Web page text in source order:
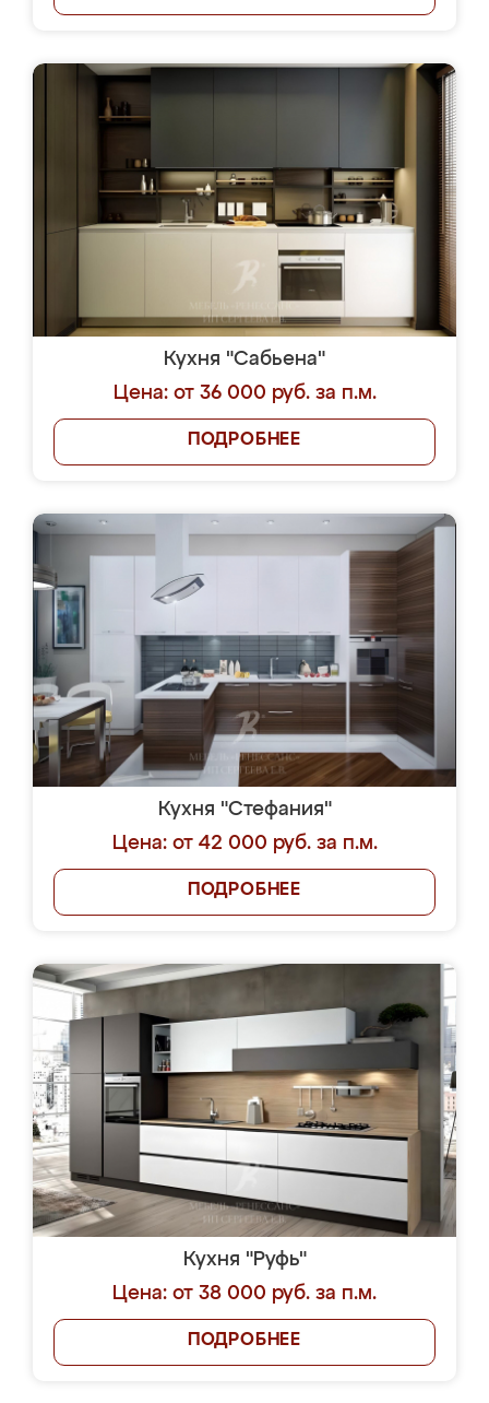
Кухня "Сабьена"
Цена: от 36 000 руб. за п.м.
ПОДРОБНЕЕ
Кухня "Стефания"
Цена: от 42 000 руб. за п.м.
ПОДРОБНЕЕ
Кухня "Руфь"
Цена: от 38 000 руб. за п.м.
ПОДРОБНЕЕ